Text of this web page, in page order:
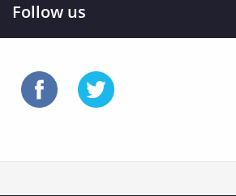
Follow us